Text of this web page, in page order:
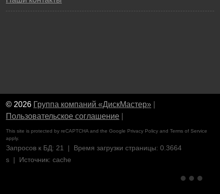
© 2026 Группа компаний «ДискМастер»
Пользовательское соглашение
This site is protected by reCAPTCHA and the Google Privacy Policy and Terms of Service
apply.
Запросов к БД: 21 | Время загрузки страницы: 0.3664
s | Источник: cache